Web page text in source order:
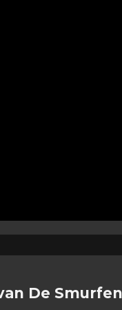
De